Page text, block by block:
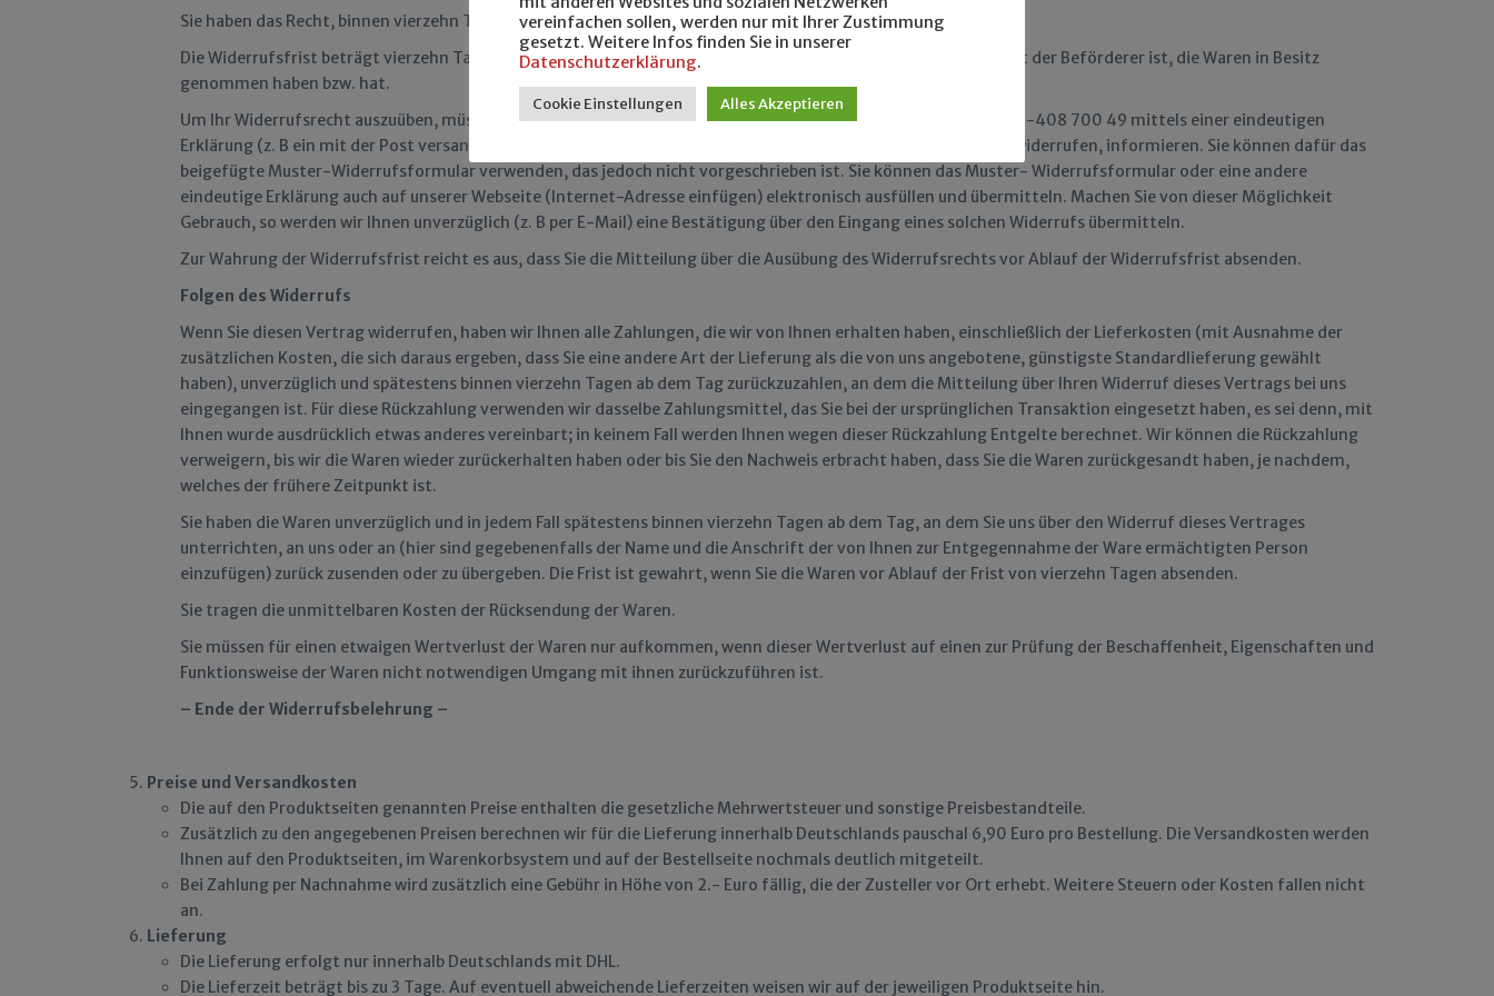
Sie haben das Recht, binnen vierzehn Tagen ohne Angabe von Gründen diesen Vertrag zu widerrufen.
Die Widerrufsfrist beträgt vierzehn Tage ab dem Tag an dem Sie oder ein von Ihnen benannter Dritter, der nicht der Beförderer ist, die Waren in Besitz
genommen haben bzw. hat.
Um Ihr Widerrufsrecht auszuüben, müssen Sie uns Suvai, Juliusstr. 4, 45128-Essen,info@secretofsuvai.de
, 0201-408 700 49 mittels einer eindeutigen
Erklärung (z. B ein mit der Post versandter Brief, Telefax oder E-Mail) über Ihren Entschluss, diesen Vertrag zu widerrufen, informieren. Sie können dafür das
beigefügte Muster-Widerrufsformular verwenden, das jedoch nicht vorgeschrieben ist. Sie können das Muster- Widerrufsformular oder eine andere
eindeutige Erklärung auch auf unserer Webseite (Internet-Adresse einfügen) elektronisch ausfüllen und übermitteln. Machen Sie von dieser Möglichkeit
Gebrauch, so werden wir Ihnen unverzüglich (z. B per E-Mail) eine Bestätigung über den Eingang eines solchen Widerrufs übermitteln.
Zur Wahrung der Widerrufsfrist reicht es aus, dass Sie die Mitteilung über die Ausübung des Widerrufsrechts vor Ablauf der Widerrufsfrist absenden.
Folgen des Widerrufs
Wenn Sie diesen Vertrag widerrufen, haben wir Ihnen alle Zahlungen, die wir von Ihnen erhalten haben, einschließlich der Lieferkosten (mit Ausnahme der
zusätzlichen Kosten, die sich daraus ergeben, dass Sie eine andere Art der Lieferung als die von uns angebotene, günstigste Standardlieferung gewählt
haben), unverzüglich und spätestens binnen vierzehn Tagen ab dem Tag zurückzuzahlen, an dem die Mitteilung über Ihren Widerruf dieses Vertrags bei uns
eingegangen ist. Für diese Rückzahlung verwenden wir dasselbe Zahlungsmittel, das Sie bei der ursprünglichen Transaktion eingesetzt haben, es sei denn, mit
Ihnen wurde ausdrücklich etwas anderes vereinbart; in keinem Fall werden Ihnen wegen dieser Rückzahlung Entgelte berechnet. Wir können die Rückzahlung
verweigern, bis wir die Waren wieder zurückerhalten haben oder bis Sie den Nachweis erbracht haben, dass Sie die Waren zurückgesandt haben, je nachdem,
welches der frühere Zeitpunkt ist.
Sie haben die Waren unverzüglich und in jedem Fall spätestens binnen vierzehn Tagen ab dem Tag, an dem Sie uns über den Widerruf dieses Vertrages
unterrichten, an uns oder an (hier sind gegebenenfalls der Name und die Anschrift der von Ihnen zur Entgegennahme der Ware ermächtigten Person
einzufügen) zurück zusenden oder zu übergeben. Die Frist ist gewahrt, wenn Sie die Waren vor Ablauf der Frist von vierzehn Tagen absenden.
Sie tragen die unmittelbaren Kosten der Rücksendung der Waren.
Sie müssen für einen etwaigen Wertverlust der Waren nur aufkommen, wenn dieser Wertverlust auf einen zur Prüfung der Beschaffenheit, Eigenschaften und
Funktionsweise der Waren nicht notwendigen Umgang mit ihnen zurückzuführen ist.
– Ende der Widerrufsbelehrung –
Preise und Versandkosten
Die auf den Produktseiten genannten Preise enthalten die gesetzliche Mehrwertsteuer und sonstige Preisbestandteile.
Zusätzlich zu den angegebenen Preisen berechnen wir für die Lieferung innerhalb Deutschlands pauschal 6,90 Euro pro Bestellung. Die Versandkosten werden
Ihnen auf den Produktseiten, im Warenkorbsystem und auf der Bestellseite nochmals deutlich mitgeteilt.
Bei Zahlung per Nachnahme wird zusätzlich eine Gebühr in Höhe von 2.- Euro fällig, die der Zusteller vor Ort erhebt. Weitere Steuern oder Kosten fallen nicht
an.
Lieferung
Die Lieferung erfolgt nur innerhalb Deutschlands mit DHL.
Die Lieferzeit beträgt bis zu 3 Tage. Auf eventuell abweichende Lieferzeiten weisen wir auf der jeweiligen Produktseite hin.
vereinfachen sollen, werden nur mit Ihrer Zustimmung
gesetzt. Weitere Infos finden Sie in unserer
Datenschutzerklärung.
Cookie Einstellungen Alles Akzeptieren